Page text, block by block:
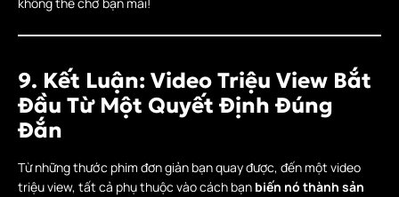
9. Kết Luận: Video Triệu View Bắt
Đầu Từ Một Quyết Định Đúng
Đắn
Từ những thước phim đơn giản bạn quay được, đến một video
triệu view, tất cả phụ thuộc vào cách bạn biến nó thành sản